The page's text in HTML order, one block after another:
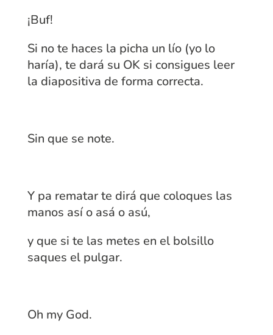
¡Buf!
Si no te haces la picha un lío (yo lo
haría), te dará su OK si consigues leer
la diapositiva de forma correcta.
Sin que se note.
Y pa rematar te dirá que coloques las
manos así o asá o asú,
y que si te las metes en el bolsillo
saques el pulgar.
Oh my God.